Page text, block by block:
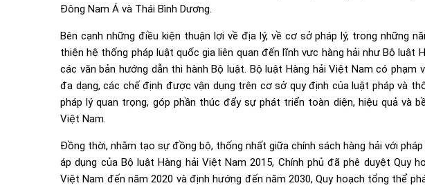
Đông Nam Á và Thái Bình Dương.
Bên cạnh những điều kiện thuận lợi về địa lý, về cơ sở pháp lý, trong những
thiện hệ thống pháp luật quốc gia liên quan đến lĩnh vực hàng hải như Bộ luật
các văn bản hướng dẫn thi hành Bộ luật. Bộ luật Hàng hải Việt Nam có phạm
đa dạng, các chế định được vận dụng trên cơ sở quy định của luật pháp và
pháp lý quan trọng, góp phần thúc đẩy sự phát triển toàn diện, hiệu quả và
Việt Nam.
Đồng thời, nhằm tạo sự đồng bộ, thống nhất giữa chính sách hàng hải với
áp dụng của Bộ luật Hàng hải Việt Nam 2015, Chính phủ đã phê duyệt Quy
Việt Nam đến năm 2020 và định hướng đến năm 2030, Quy hoạch tổng thể